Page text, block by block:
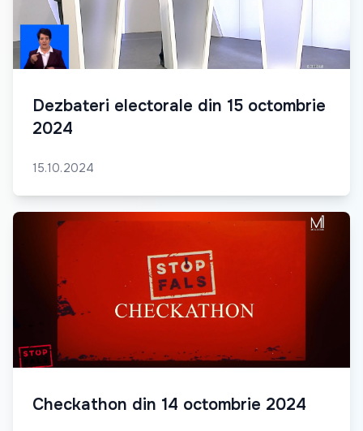
Dezbateri electorale din 15 octombrie
2024
15.10.2024
Checkathon din 14 octombrie 2024